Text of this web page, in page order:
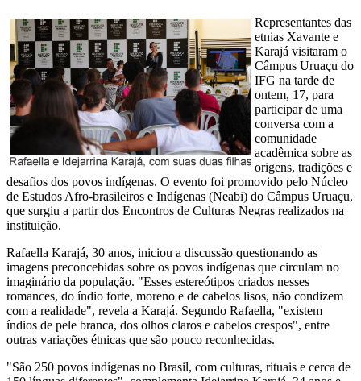
Representantes das
etnias Xavante e
Karajá visitaram o
Câmpus Uruaçu do
IFG na tarde de
ontem, 17, para
participar de uma
conversa com a
comunidade
acadêmica sobre as
origens, tradições e
desafios dos povos indígenas. O evento foi promovido pelo Núcleo
de Estudos Afro-brasileiros e Indígenas (Neabi) do Câmpus Uruaçu,
que surgiu a partir dos Encontros de Culturas Negras realizados na
instituição.
Rafaella Karajá, 30 anos, iniciou a discussão questionando as
imagens preconcebidas sobre os povos indígenas que circulam no
imaginário da população. "Esses estereótipos criados nesses
romances, do índio forte, moreno e de cabelos lisos, não condizem
com a realidade", revela a Karajá. Segundo Rafaella, "existem
índios de pele branca, dos olhos claros e cabelos crespos", entre
outras variações étnicas que são pouco reconhecidas.
"São 250 povos indígenas no Brasil, com culturas, rituais e cerca de